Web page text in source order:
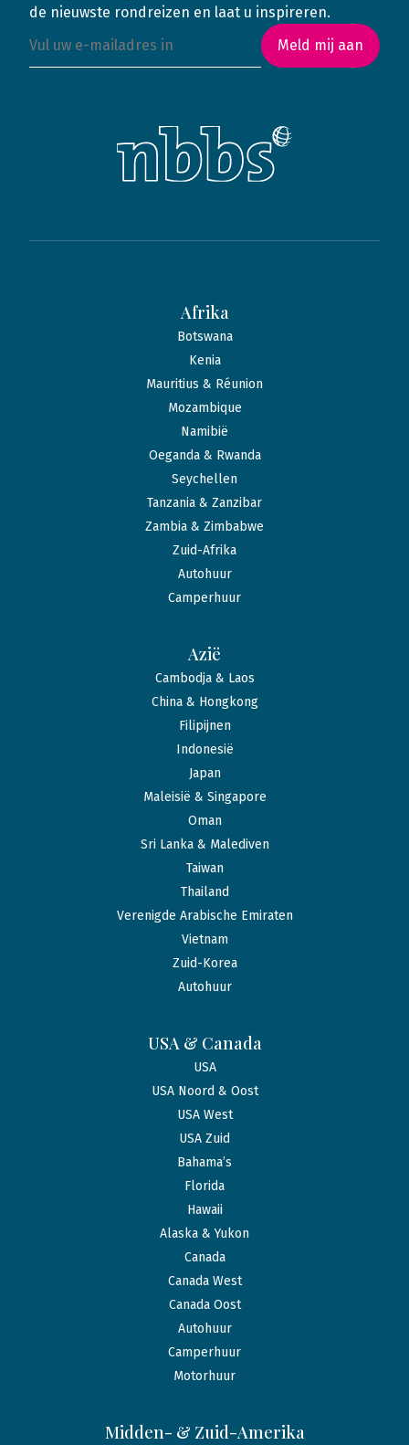
de nieuwste rondreizen en laat u inspireren.
Meld mij aan
Afrika
Botswana
Kenia
Mauritius & Réunion
Mozambique
Namibië
Oeganda & Rwanda
Seychellen
Tanzania & Zanzibar
Zambia & Zimbabwe
Zuid-Afrika
Autohuur
Camperhuur
Azië
Cambodja & Laos
China & Hongkong
Filipijnen
Indonesië
Japan
Maleisië & Singapore
Oman
Sri Lanka & Malediven
Taiwan
Thailand
Verenigde Arabische Emiraten
Vietnam
Zuid-Korea
Autohuur
USA & Canada
USA
USA Noord & Oost
USA West
USA Zuid
Bahama’s
Florida
Hawaii
Alaska & Yukon
Canada
Canada West
Canada Oost
Autohuur
Camperhuur
Motorhuur
Midden- & Zuid-Amerika